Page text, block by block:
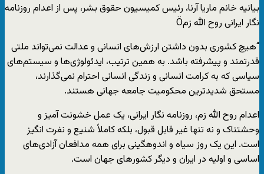
بیانیه خانم ماریا آرنا، رئیس کمیسیون حقوق بشر، پس از اعدام روزنامه
نگار ایرانی روح الله زمÖ
“هیچ کشوری بدون داشتن ارزش‌های انسانی و عدالت نمی‌تواند ملتی
قدرتمند و پیشرفته باشد. به همین ترتیب، ایدئولوژی‌ها و سیستم‌های
سیاسی که به کرامت انسانی و زندگی انسانی احترام نمی‌گذارند،
مستحق شدیدترین محکومیت جامعه جهانی هستند.
اعدام روح الله زم، روزنامه نگار ایرانی، یک عمل خشونت آمیز و
وحشتناک و نه تنها غیر قابل قبول، بلکه کاملاً شنیع و نفرت انگیز
است. این یک روز سیاه و اندوهگینی برای همه مدافعان آزادی‌های
اساسی و اولیه در ایران و دیگر کشورهای جهان است.